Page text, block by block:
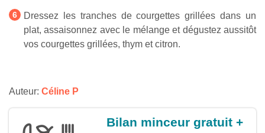
Dressez les tranches de courgettes grillées dans un
plat, assaisonnez avec le mélange et dégustez aussitôt
vos courgettes grillées, thym et citron.
Auteur: Céline P
Bilan minceur gratuit +